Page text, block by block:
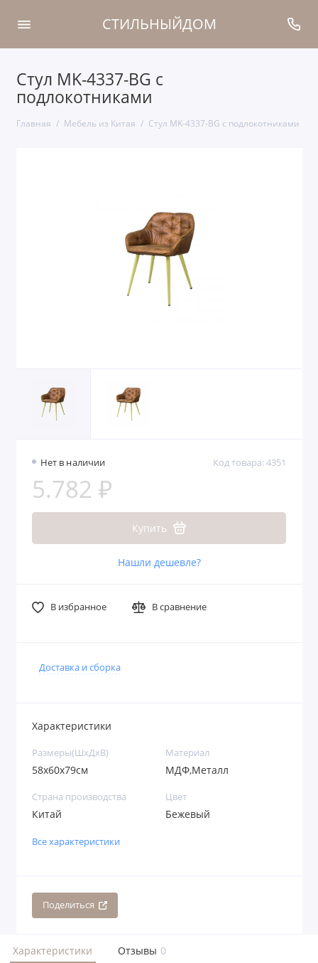
СТИЛЬНЫЙДОМ
Стул MK-4337-BG с
подлокотниками
Главная Мебель из Китая Стул MK-4337-BG с подлокотниками
Нет в наличии Код товара: 4351
5.782 ₽
Купить
Нашли дешевле?
В избранное В сравнение
Доставка и сборка
Характеристики
Размеры(ШхДхВ)
58х60х79см
Материал
МДФ,Металл
Страна производства
Китай
Цвет
Бежевый
Все характеристики
Поделиться
Характеристики Отзывы 0